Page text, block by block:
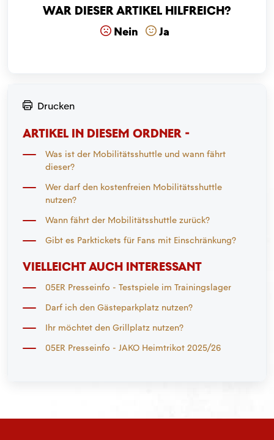
War dieser Artikel hilfreich?
Nein Ja
Drucken
ARTIKEL IN DIESEM ORDNER -
Was ist der Mobilitätsshuttle und wann fährt
dieser?
Wer darf den kostenfreien Mobilitätsshuttle
nutzen?
Wann fährt der Mobilitätsshuttle zurück?
Gibt es Parktickets für Fans mit Einschränkung?
VIELLEICHT AUCH INTERESSANT
05ER Presseinfo - Testspiele im Trainingslager
Darf ich den Gästeparkplatz nutzen?
Ihr möchtet den Grillplatz nutzen?
05ER Presseinfo - JAKO Heimtrikot 2025/26